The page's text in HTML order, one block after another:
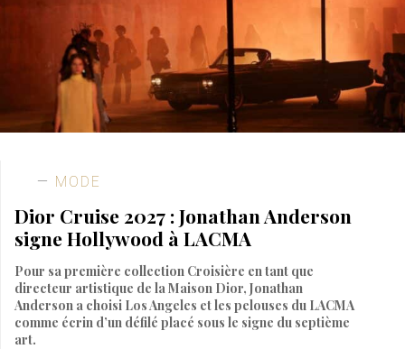
MODE
Dior Cruise 2027 : Jonathan Anderson
signe Hollywood à LACMA
Pour sa première collection Croisière en tant que
directeur artistique de la Maison Dior, Jonathan
Anderson a choisi Los Angeles et les pelouses du LACMA
comme écrin d’un défilé placé sous le signe du septième
art.